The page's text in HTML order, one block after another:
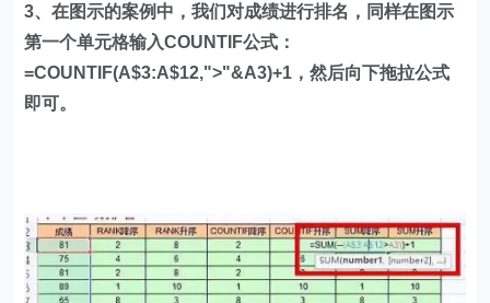
3、在图示的案例中，我们对成绩进行排名，同样在图示
第一个单元格输入COUNTIF公式：
=COUNTIF(A$3:A$12,">"&A3)+1，然后向下拖拉公式
即可。